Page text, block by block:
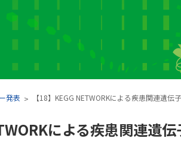
発表 【18】KEGG NETWORKによる疾患関連遺
による疾患関連遺